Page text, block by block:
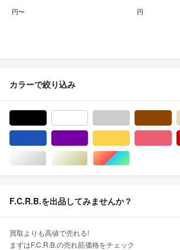
円〜 円
カラーで絞り込み
シルバー/銀色系ゴールド/金色系マルチカラー
F.C.R.B.を出品してみませんか？
買取よりも高値で売れる!
まずはF.C.R.B.の売れ筋価格をチェック